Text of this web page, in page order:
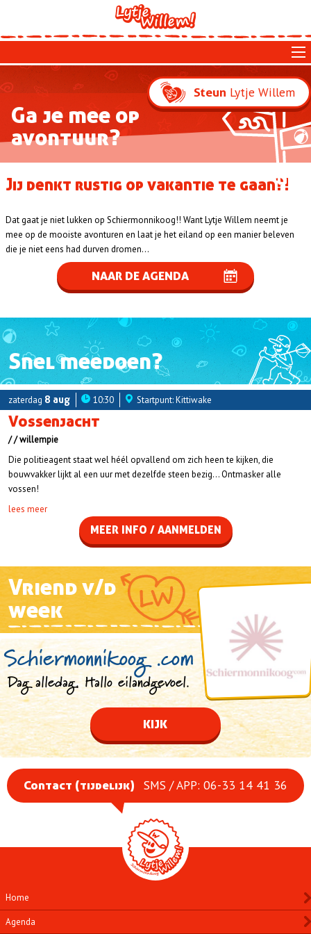
main
Steun Lytje Willem
Ga je mee op
avontuur?
Jij denkt rustig op vakantie te gaan?!
Dat gaat je niet lukken op Schiermonnikoog!! Want Lytje Willem neemt je
mee op de mooiste avonturen en laat je het eiland op een manier beleven
die je niet eens had durven dromen...
NAAR DE AGENDA
Snel meedoen?
zaterdag 8 aug 10:30 Startpunt: Kittiwake
Vossenjacht
willempie
Die politieagent staat wel héél opvallend om zich heen te kijken, die
bouwvakker lijkt al een uur met dezelfde steen bezig… Ontmasker alle
vossen!
lees meer
MEER INFO / AANMELDEN
Vriend v/d
week
Schiermonnikoog .com
Dag alledag. Hallo eilandgevoel.
KIJK
Contact (tijdelijk) SMS / APP: 06-33 14 41 36
Home
Agenda